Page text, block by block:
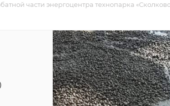
части энергоцентра технопарка